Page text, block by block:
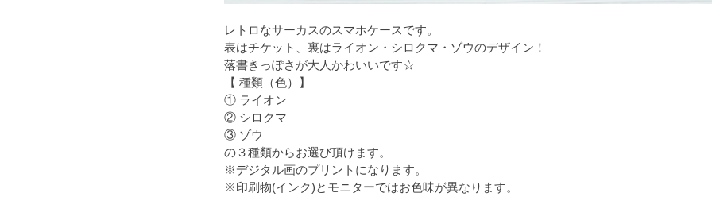
レトロなサーカスのスマホケースです。
表はチケット、裏はライオン・シロクマ・ゾウのデザイン！
落書きっぽさが大人かわいいです☆
【 種類（色）】
① ライオン
② シロクマ
③ ゾウ
の３種類からお選び頂けます。
※デジタル画のプリントになります。
※印刷物(インク)とモニターではお色味が異なります。